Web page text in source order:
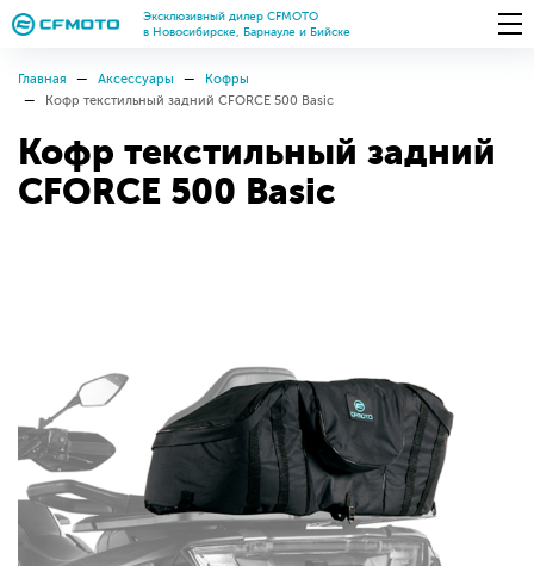
Эксклюзивный дилер CFMOTO
в Новосибирске, Барнауле и Бийске
Главная Аксессуары
Кофры
Кофр текстильный задний CFORCE 500 Basic
Кофр текстильный задний
CFORCE 500 Basic